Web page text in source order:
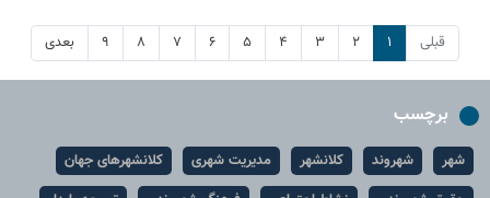
قبلی ۱ ۲ ۳ ۴ ۵ ۶ ۷ ۸ ۹ بعدی
برچسب
شهر شهروند کلانشهر مدیریت شهری
کلانشهرهای جهان